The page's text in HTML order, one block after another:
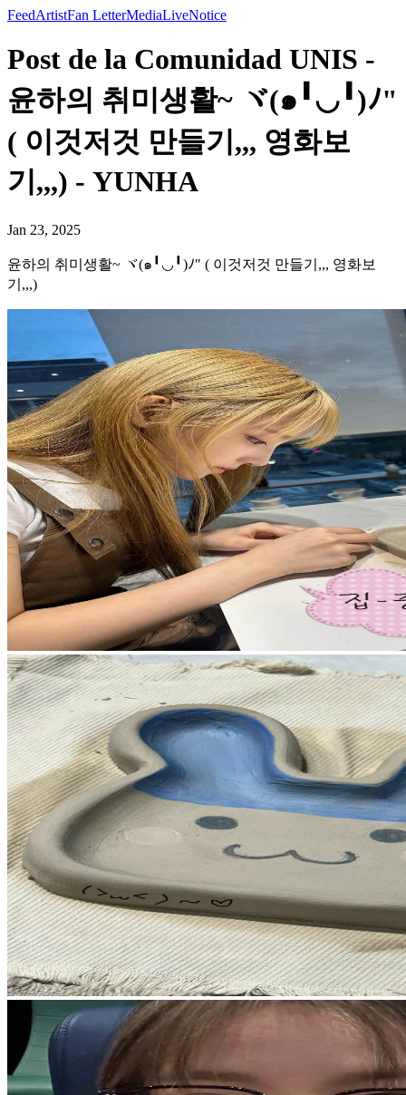
FeedArtistFan LetterMediaLiveNotice
Post de la Comunidad UNIS -
윤하의 취미생활~ ヾ(๑╹◡╹)ﾉ"
( 이것저것 만들기,,, 영화보
기,,,) - YUNHA
Jan 23, 2025
윤하의 취미생활~ ヾ(๑╹◡╹)ﾉ" ( 이것저것 만들기,,, 영화보
기,,,)